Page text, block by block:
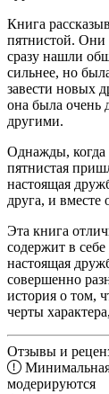
Книга
пятнистой. Они
сразу нашли
сильнее, но
завести новых
она была очень
другими.
Однажды, когда
пятнистая
настоящая
друга, и вместе
Эта книга
содержит в
настоящая
совершенно
история о том,
черты
Отзывы и
модерируются